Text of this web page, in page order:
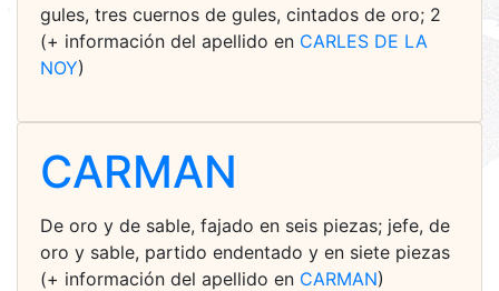
gules, tres cuernos de gules, cintados de oro; 2
(+ información del apellido en CARLES DE LA
NOY)
CARMAN
De oro y de sable, fajado en seis piezas; jefe, de
oro y sable, partido endentado y en siete piezas
(+ información del apellido en CARMAN)